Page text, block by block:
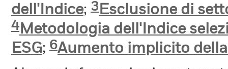
dell'Indice; 3Esclusione di
4Metodologia dell'Indice
ESG; 6Aumento implicito